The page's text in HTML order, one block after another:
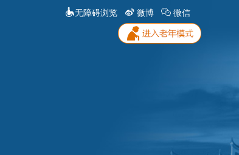
无障碍浏览 微博 微信